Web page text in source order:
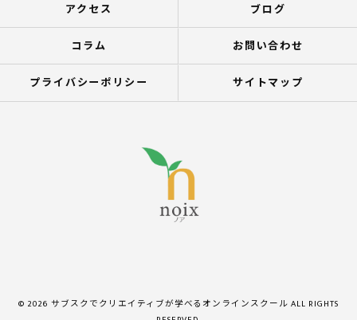
アクセス ブログ
コラム お問い合わせ
プライバシーポリシー サイトマップ
© 2026 サブスクでクリエイティブが学べるオンラインスクール ALL RIGHTS